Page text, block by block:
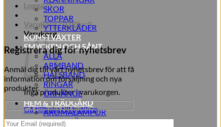
Registrera dig för nyhetsbrev
Anmäl dig till vårt nyhetsbrev för att få
information om försäljning och nya
produkter.
Logga in
Varukorg /0,00kr 0
Varukorg
Inga produkter i varukorgen.
Gå tillbaka till butiken
SKOR
TOPPAR
YTTERKLÄDER
KONSTVÄXTER
SMYCKEN OCH SÅNT
ALLA
ARMBAND
HALSBAND
RINGAR
ÖRHÄNGE
HEM & TRÄDGÅRD
AROMALAMPOR
TILLBEHÖR